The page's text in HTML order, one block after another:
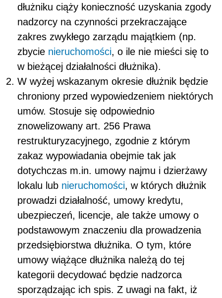
dłużniku ciąży konieczność uzyskania zgody
nadzorcy na czynności przekraczające
zakres zwykłego zarządu majątkiem (np.
zbycie nieruchomości, o ile nie mieści się to
w bieżącej działalności dłużnika).
W wyżej wskazanym okresie dłużnik będzie
chroniony przed wypowiedzeniem niektórych
umów. Stosuje się odpowiednio
znowelizowany art. 256 Prawa
restrukturyzacyjnego, zgodnie z którym
zakaz wypowiadania obejmie tak jak
dotychczas m.in. umowy najmu i dzierżawy
lokalu lub nieruchomości, w których dłużnik
prowadzi działalność, umowy kredytu,
ubezpieczeń, licencje, ale także umowy o
podstawowym znaczeniu dla prowadzenia
przedsiębiorstwa dłużnika. O tym, które
umowy wiążące dłużnika należą do tej
kategorii decydować będzie nadzorca
sporządzając ich spis. Z uwagi na fakt, iż